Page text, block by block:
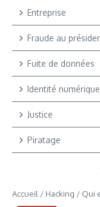
Entreprise
Fraude au
Fuite de données
Identité numérique
Justice
Piratage
Accueil / Hacking / Qui